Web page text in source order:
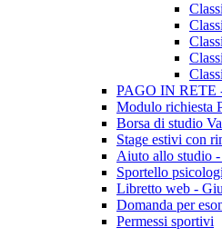
PAGO IN RETE
Modulo richiesta
Borsa di studio
Stage estivi con
Aiuto allo studio
Sportello
Libretto web -
Domanda per
Permessi sportivi